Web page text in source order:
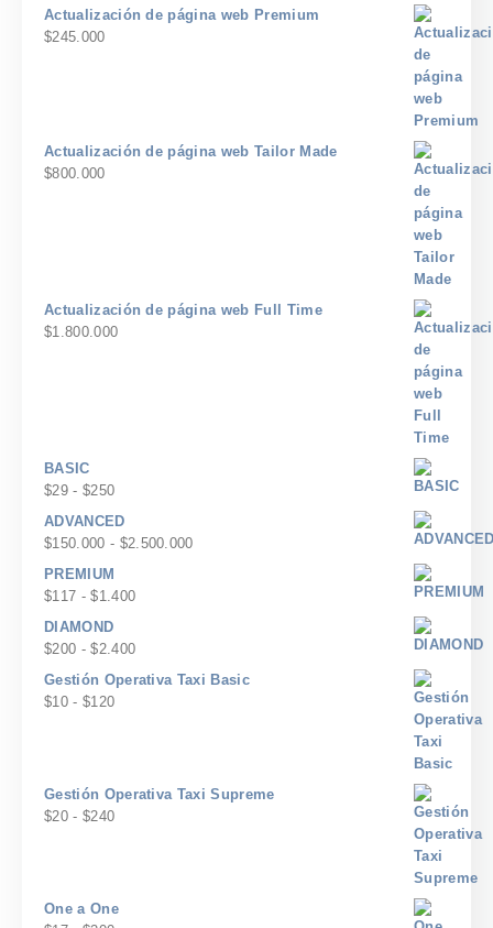
Actualización de página web Premium
$245.000
Actualización de página web Tailor Made
$800.000
Actualización de página web Full Time
$1.800.000
BASIC
$29 - $250Rango
precios:
desde
hasta
ADVANCED
$150.000 - $2.500.000Rango
$2.500.000
PREMIUM
$117 - $1.400Rango
$117
DIAMOND
$200 - $2.400Rango
Gestión Operativa Taxi Basic
$10 - $120Rango
$10
hasta
Gestión Operativa Taxi Supreme
$20 - $240Rango
$20
One a One